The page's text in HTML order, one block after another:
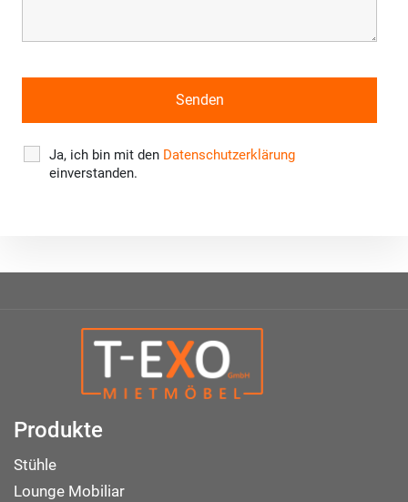
Ja, ich bin mit den Datenschutzerklärung
einverstanden.
Produkte
Stühle
Lounge Mobiliar